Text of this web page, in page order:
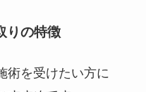
りの特徴
術を受けたい方に